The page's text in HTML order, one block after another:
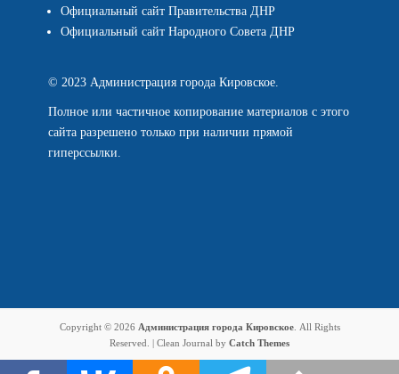
Официальный сайт Правительства ДНР
Официальный сайт Народного Совета ДНР
© 2023 Администрация города Кировское.
Полное или частичное копирование материалов с этого
сайта разрешено только при наличии прямой
гиперссылки.
Copyright © 2026 Администрация города Кировское. All Rights
Reserved. | Clean Journal by Catch Themes